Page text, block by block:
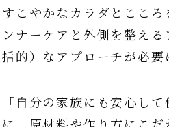
すこやかなカラダとここ
ンナーケアと外側を整え
括的）なアプローチが必要
「自分の家族にも安心し